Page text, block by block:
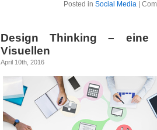
Posted in Social Media|
Design Thinking – eine
Visuellen
April 10th, 2016